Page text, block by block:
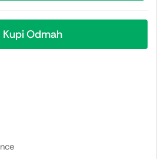
Kupi Odmah